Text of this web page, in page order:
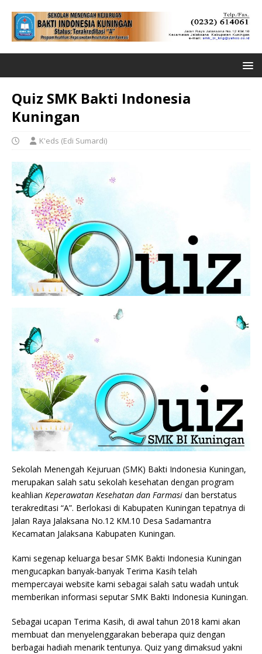
Quiz SMK Bakti Indonesia
Kuningan
K'eds (Edi Sumardi)
Sekolah Menengah Kejuruan (SMK) Bakti Indonesia Kuningan,
merupakan salah satu sekolah kesehatan dengan program
keahlian Keperawatan Kesehatan dan Farmasi dan berstatus
terakreditasi “A”. Berlokasi di Kabupaten Kuningan tepatnya di
Jalan Raya Jalaksana No.12 KM.10 Desa Sadamantra
Kecamatan Jalaksana Kabupaten Kuningan.
Kami segenap keluarga besar SMK Bakti Indonesia Kuningan
mengucapkan banyak-banyak Terima Kasih telah
mempercayai website kami sebagai salah satu wadah untuk
memberikan informasi seputar SMK Bakti Indonesia Kuningan.
Sebagai ucapan Terima Kasih, di awal tahun 2018 kami akan
membuat dan menyelenggarakan beberapa quiz dengan
berbagai hadiah menarik tentunya. Quiz yang dimaksud yakni